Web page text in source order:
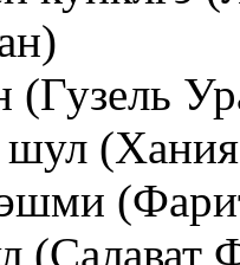
(Гузель
(Салават